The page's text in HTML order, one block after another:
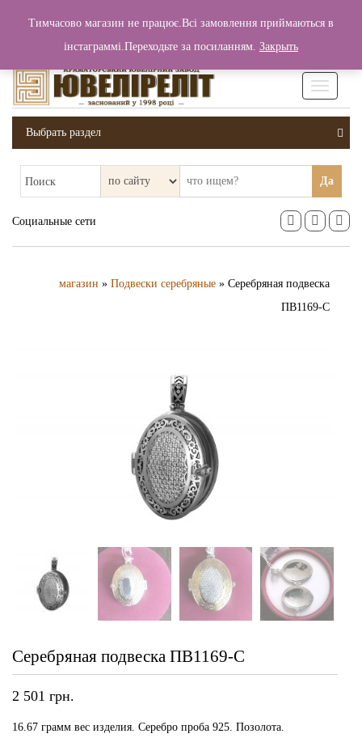
Вход / Регистрация 0 грн.
Выбрать раздел
Поиск Да
Социальные сети
магазин » Подвески серебряные » Серебряная подвеска
ПВ1169-С
Серебряная подвеска ПВ1169-С
2 501 грн.
16.67 грамм вес изделия. Серебро проба 925. Позолота.
Тимчасово магазин не працює.Всі замовлення приймаються в
інстаграммі.Переходьте за посиланням. Закрыть